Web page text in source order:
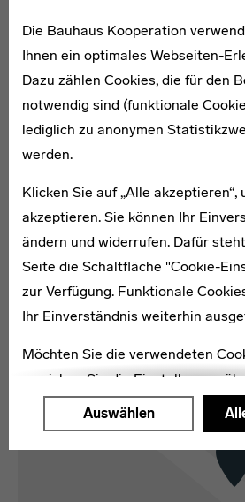
Die Bauhaus Kooperation
Ihnen ein optimales Webseiten-
Dazu zählen Cookies, die für den
notwendig sind (funktionale
lediglich zu anonymen
werden.
Klicken Sie auf „Alle akzeptieren“,
akzeptieren. Sie können Ihr
ändern und widerrufen. Dafür
Seite die Schaltfläche "Cookie-
zur Verfügung. Funktionale
Ihr Einverständnis weiterhin
Möchten Sie die verwendeten
erreichen Sie die Einstellungen
"Auswählen".
oder dem
Auswählen
Herta Hammerbacher.
Als dynamisches Bindeglied
Architektur öffnen raumhohe
Wohnraum nach außen. Auch im
Räume fließend ineinander über.
sind nur durch Schiebetüren und
abgetrennt, Form und Farbe
Raumstruktur. [DB]
Karte